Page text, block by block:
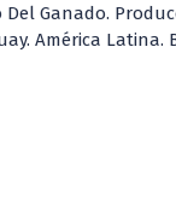
Ganado.
América Latina.